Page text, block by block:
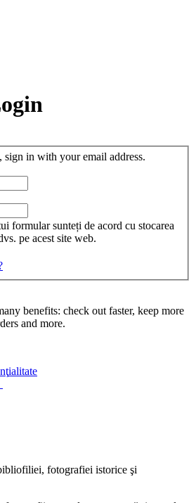
sign in with your email address.
formular sunteți de acord cu stocarea
pe acest site web.
benefits: check out faster, keep more
and more.
ialitate
fotografiei istorice şi